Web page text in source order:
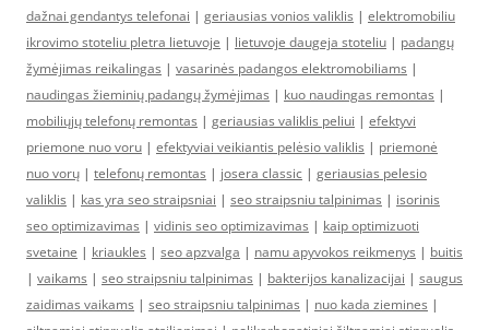
dažnai gendantys telefonai | geriausias vonios valiklis | elektromobiliu
ikrovimo stoteliu pletra lietuvoje | lietuvoje daugeja stoteliu | padangų
žymėjimas reikalingas | vasarinės padangos elektromobiliams |
naudingas žieminių padangų žymėjimas | kuo naudingas remontas |
mobiliųjų telefonų remontas | geriausias valiklis peliui | efektyvi
priemone nuo voru | efektyviai veikiantis pelėsio valiklis | priemonė
nuo vorų | telefonų remontas | josera classic | geriausias pelesio
valiklis | kas yra seo straipsniai | seo straipsniu talpinimas | isorinis
seo optimizavimas | vidinis seo optimizavimas | kaip optimizuoti
svetaine | kriaukles | seo apzvalga | namu apyvokos reikmenys | buitis
| vaikams | seo straipsniu talpinimas | bakterijos kanalizacijai | saugus
zaidimas vaikams | seo straipsniu talpinimas | nuo kada ziemines |